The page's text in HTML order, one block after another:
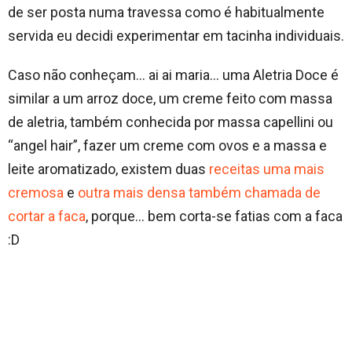
de ser posta numa travessa como é habitualmente
servida eu decidi experimentar em tacinha individuais.
Caso não conheçam… ai ai maria… uma Aletria Doce é
similar a um arroz doce, um creme feito com massa
de aletria, também conhecida por massa capellini ou
“angel hair”, fazer um creme com ovos e a massa e
leite aromatizado, existem duas receitas uma mais
cremosa e outra mais densa também chamada de
cortar a faca, porque… bem corta-se fatias com a faca
:D